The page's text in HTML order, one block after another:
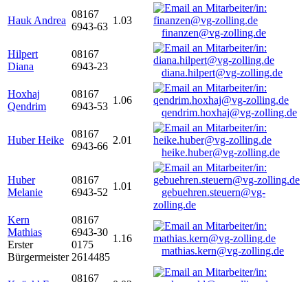
Hauk Andrea
08167
6943-63
1.03
finanzen@vg-zolling.de
Hilpert
Diana
08167
6943-23
diana.hilpert@vg-zolling.de
Hoxhaj
Qendrim
08167
6943-53
1.06
qendrim.hoxhaj@vg-zolling.de
Huber Heike
08167
6943-66
2.01
heike.huber@vg-zolling.de
Huber
Melanie
08167
6943-52
1.01
gebuehren.steuern@vg-
zolling.de
Kern
Mathias
Erster
Bürgermeister
08167
6943-30
0175
2614485
1.16
mathias.kern@vg-zolling.de
08167